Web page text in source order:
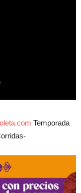
Temporada